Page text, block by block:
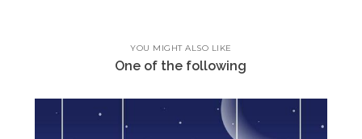
YOU MIGHT ALSO LIKE
One of the following